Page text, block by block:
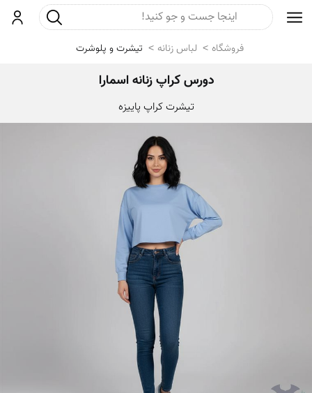
ورودجست و جو
فروشگاه لباس زنانه تیشرت و پلوشرت
دورس کراپ زنانه اسمارا
تیشرت کراپ پاییزه